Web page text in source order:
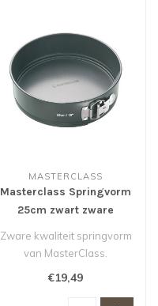
MASTERCLASS
Masterclass Springvorm
25cm zwart zware
Zware kwaliteit springvorm
van MasterClass.
€19,49